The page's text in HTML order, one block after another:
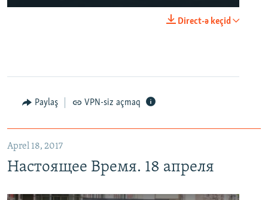
Direct-ə keçid
Paylaş VPN-siz açmaq
Aprel 18, 2017
Настоящее Время. 18 апреля